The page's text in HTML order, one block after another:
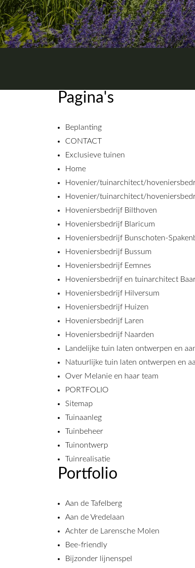
Pagina's
Beplanting
CONTACT
Exclusieve tuinen
Home
Hovenier/tuinarchitect/
Hovenier/tuinarchitect/
Hoveniersbedrijf Bilthoven
Hoveniersbedrijf Blaricum
Hoveniersbedrijf Bunschoten-
Hoveniersbedrijf Bussum
Hoveniersbedrijf Eemnes
Hoveniersbedrijf en tuinarchitect
Hoveniersbedrijf Hilversum
Hoveniersbedrijf Huizen
Hoveniersbedrijf Laren
Hoveniersbedrijf Naarden
Landelijke tuin laten ontwerpen en
Natuurlijke tuin laten ontwerpen en
Over Melanie en haar team
PORTFOLIO
Sitemap
Tuinaanleg
Tuinbeheer
Tuinontwerp
Tuinrealisatie
Portfolio
Aan de Tafelberg
Aan de Vredelaan
Achter de Larensche Molen
Bee-friendly
Bijzonder lijnenspel